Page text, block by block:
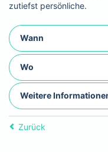
zutiefst persönliche.
Wann
Wo
Weitere
Zurück